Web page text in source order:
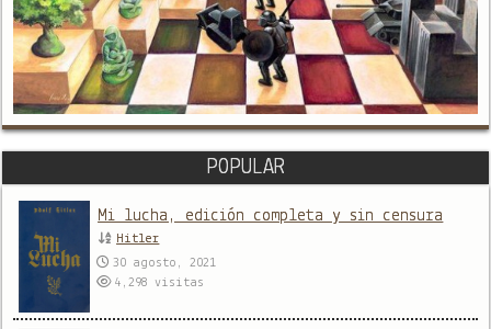
POPULAR
Mi lucha, edición completa y sin censura
Hitler
30 agosto, 2021
4,298visitas